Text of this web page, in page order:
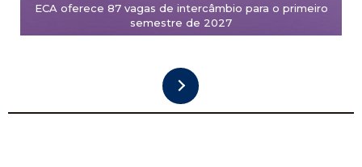
ECA oferece 87 vagas de intercâmbio para o primeiro
semestre de 2027